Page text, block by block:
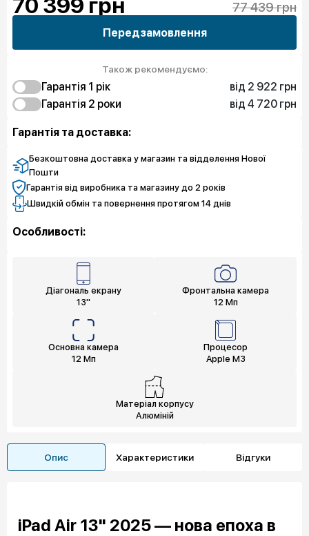
70 399 грн 77 439 грн
Передзамовлення
Також рекомендуємо:
Гарантія 1 рiк
від 2 922 грн
Захист від браку
2 922 грн
Гарантія 2 роки
від 4 720 грн
Захист екрана
Гарантія та доставка:
Безкоштовна доставка у магазин та відделення Нової
Пошти
Гарантія від виробника та магазину до 2 років
Швидкій обмін та повернення протягом 14 днів
Особливості:
Діагональ екрану
13"
Фронтальна камера
12 Мп
Основна камера
12 Мп
Процесор
Apple M3
Матеріал корпусу
Алюміній
Опис Характеристики Відгуки
iPad Air 13" 2025 — нова епоха в